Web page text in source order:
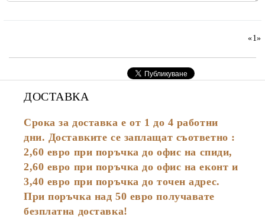
«1»
ДОСТАВКА
Срока за доставка е от 1 до 4 работни
дни. Доставките се заплащат съответно :
2,60 евро при поръчка до офис на спиди,
2,60 евро при поръчка до офис на еконт и
3,40 евро при поръчка до точен адрес.
При поръчка над 50 евро получавате
безплатна доставка!